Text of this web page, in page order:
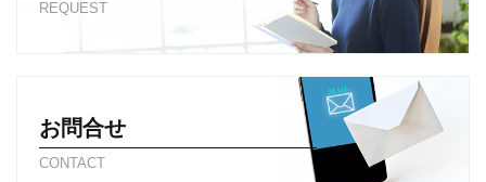
REQUEST
お問合せ
CONTACT